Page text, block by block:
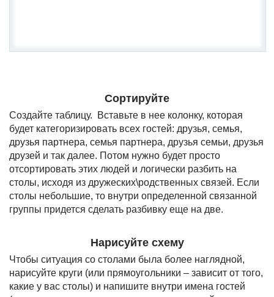
Сортируйте
Создайте таблицу. Вставьте в нее колонку, которая
будет категоризировать всех гостей: друзья, семья,
друзья партнера, семья партнера, друзья семьи, друзья
друзей и так далее. Потом нужно будет просто
отсортировать этих людей и логически разбить на
столы, исходя из дружеских\родственных связей. Если
столы небольшие, то внутри определенной связанной
группы придется сделать разбивку еще на две.
Нарисуйте схему
Чтобы ситуация со столами была более наглядной,
нарисуйте круги (или прямоугольники – зависит от того,
какие у вас столы) и напишите внутри имена гостей